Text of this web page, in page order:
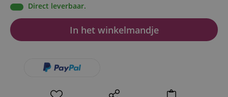
Direct leverbaar.
In het winkelmandje